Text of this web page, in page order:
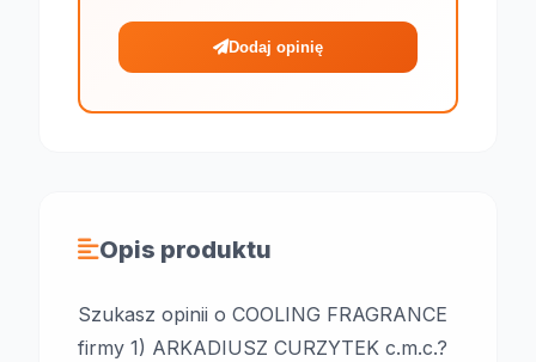
Dodaj opinię
Opis produktu
Szukasz opinii o COOLING FRAGRANCE
firmy 1) ARKADIUSZ CURZYTEK c.m.c.?